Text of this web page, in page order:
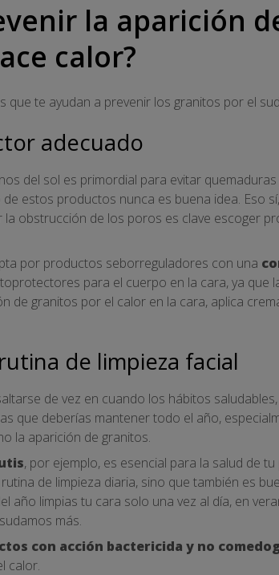
la aparición
calor?
que te ayudan a prevenir los granitos por el
adecuado
del sol es primordial para evitar
estos productos nunca es buena idea. Eso
la obstrucción de los poros es clave escoger
por productos seborreguladores con una
para el cuerpo en la cara, ya que
de granitos por el calor en la cara, aplica
de limpieza facial
de vez en cuando los hábitos
que deberías mantener todo el año,
la aparición de granitos.
, por ejemplo, es esencial para la salud de
de limpieza diaria, sino que también es
año limpias tu cara solo una vez al día, en
más.
con acción bactericida y no
calor.